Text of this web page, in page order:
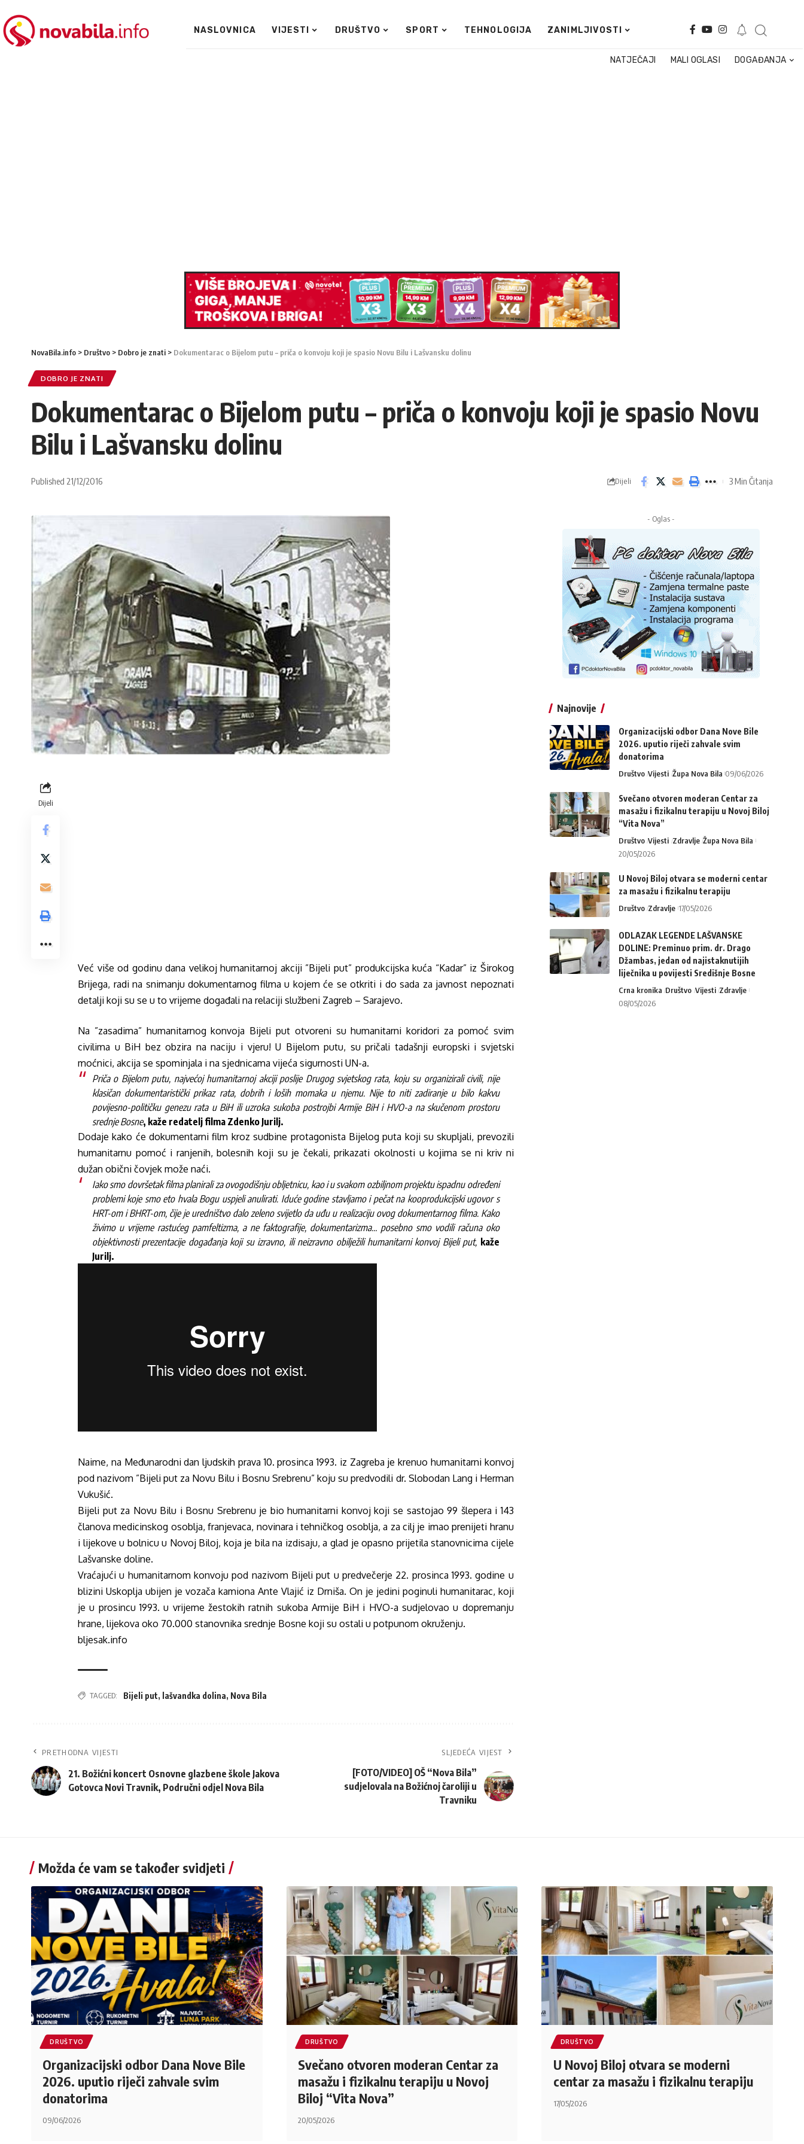
NASLOVNICA VIJESTI DRUŠTVO SPORT TEHNOLOGIJA ZANIMLJIVOSTI
NATJEČAJI MALI OGLASI DOGAĐANJA
NovaBila.info > Društvo > Dobro je znati > Dokumentarac o Bijelom putu – priča o konvoju koji je spasio Novu Bilu i Lašvansku dolinu
DOBRO JE ZNATI
Dokumentarac o Bijelom putu – priča o konvoju koji je spasio Novu
Bilu i Lašvansku dolinu
Published 21/12/2016 Dijeli 3 Min Čitanja
Dijeli
Već više od godinu dana velikoj humanitarnoj akciji ”Bijeli put” produkcijska kuća “Kadar” iz Širokog
Brijega, radi na snimanju dokumentarnog filma u kojem će se otkriti i do sada za javnost nepoznati
detalji koji su se u to vrijeme događali na relaciji službeni Zagreb – Sarajevo.
Na ”zasadima” humanitarnog konvoja Bijeli put otvoreni su humanitarni koridori za pomoć svim
civilima u BiH bez obzira na naciju i vjeru! U Bijelom putu, su pričali tadašnji europski i svjetski
moćnici, akcija se spominjala i na sjednicama vijeća sigurnosti UN-a.
Priča o Bijelom putu, najvećoj humanitarnoj akciji poslije Drugog svjetskog rata, koju su organizirali civili, nije
klasičan dokumentaristički prikaz rata, dobrih i loših momaka u njemu. Nije to niti zadiranje u bilo kakvu
povijesno-političku genezu rata u BiH ili uzroka sukoba postrojbi Armije BiH i HVO-a na skučenom prostoru
srednje Bosne, kaže redatelj filma Zdenko Jurilj.
Dodaje kako će dokumentarni film kroz sudbine protagonista Bijelog puta koji su skupljali, prevozili
humanitarnu pomoć i ranjenih, bolesnih koji su je čekali, prikazati okolnosti u kojima se ni kriv ni
dužan obični čovjek može naći.
Iako smo dovršetak filma planirali za ovogodišnju obljetnicu, kao i u svakom ozbiljnom projektu ispadnu određeni
problemi koje smo eto hvala Bogu uspjeli anulirati. Iduće godine stavljamo i pečat na kooprodukcijski ugovor s
HRT-om i BHRT-om, čije je uredništvo dalo zeleno svijetlo da uđu u realizaciju ovog dokumentarnog filma. Kako
živimo u vrijeme rastućeg pamfeltizma, a ne faktografije, dokumentarizma… posebno smo vodili računa oko
objektivnosti prezentacije događanja koji su izravno, ili neizravno obilježili humanitarni konvoj Bijeli put, kaže
Jurilj.
Naime, na Međunarodni dan ljudskih prava 10. prosinca 1993. iz Zagreba je krenuo humanitarni konvoj
pod nazivom ”Bijeli put za Novu Bilu i Bosnu Srebrenu” koju su predvodili dr. Slobodan Lang i Herman
Vukušić.
Bijeli put za Novu Bilu i Bosnu Srebrenu je bio humanitarni konvoj koji se sastojao 99 šlepera i 143
članova medicinskog osoblja, franjevaca, novinara i tehničkog osoblja, a za cilj je imao prenijeti hranu
i lijekove u bolnicu u Novoj Biloj, koja je bila na izdisaju, a glad je opasno prijetila stanovnicima cijele
Lašvanske doline.
Vraćajući u humanitarnom konvoju pod nazivom Bijeli put u predvečerje 22. prosinca 1993. godine u
blizini Uskoplja ubijen je vozača kamiona Ante Vlajić iz Drniša. On je jedini poginuli humanitarac, koji
je u prosincu 1993. u vrijeme žestokih ratnih sukoba Armije BiH i HVO-a sudjelovao u dopremanju
hrane, lijekova oko 70.000 stanovnika srednje Bosne koji su ostali u potpunom okruženju.
bljesak.info
TAGGED: Bijeli put, lašvandka dolina, Nova Bila
PRETHODNA VIJESTI
21. Božićni koncert Osnovne glazbene škole Jakova
Gotovca Novi Travnik, Područni odjel Nova Bila
SLJEDEĆA VIJEST
[FOTO/VIDEO] OŠ “Nova Bila”
sudjelovala na Božićnoj čaroliji u
Travniku
- Oglas -
Najnovije
Organizacijski odbor Dana Nove Bile
2026. uputio riječi zahvale svim
donatorima
Društvo Vijesti Župa Nova Bila 09/06/2026
Svečano otvoren moderan Centar za
masažu i fizikalnu terapiju u Novoj Biloj
“Vita Nova”
Društvo Vijesti Zdravlje Župa Nova Bila
20/05/2026
U Novoj Biloj otvara se moderni centar
za masažu i fizikalnu terapiju
Društvo Zdravlje 17/05/2026
ODLAZAK LEGENDE LAŠVANSKE
DOLINE: Preminuo prim. dr. Drago
Džambas, jedan od najistaknutijih
liječnika u povijesti Središnje Bosne
Crna kronika Društvo Vijesti Zdravlje
08/05/2026
Možda će vam se također svidjeti
DRUŠTVO
Organizacijski odbor Dana Nove Bile
2026. uputio riječi zahvale svim
donatorima
09/06/2026
DRUŠTVO
Svečano otvoren moderan Centar za
masažu i fizikalnu terapiju u Novoj
Biloj “Vita Nova”
20/05/2026
DRUŠTVO
U Novoj Biloj otvara se moderni
centar za masažu i fizikalnu terapiju
17/05/2026